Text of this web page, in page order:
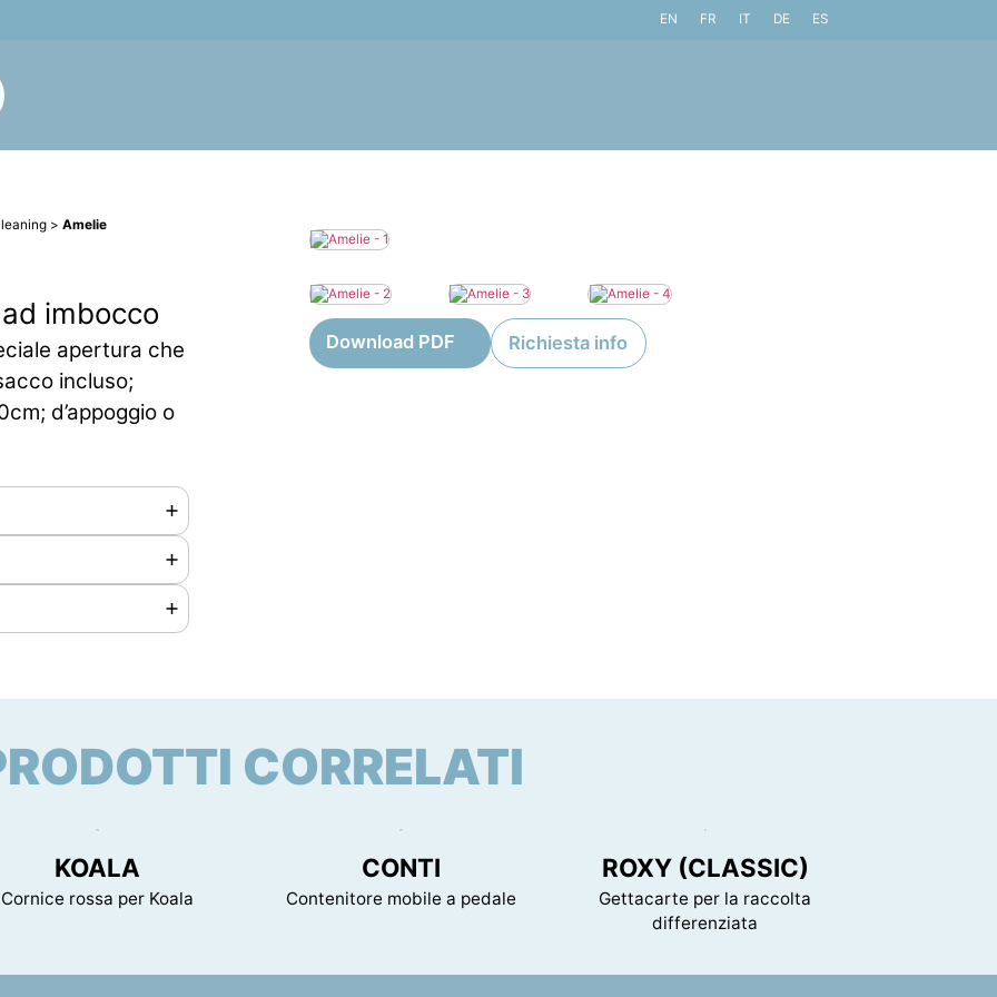
EN FR IT DE ES
>Amelie
imbocco
apertura che
incluso;
d’appoggio o
Download PDF Richiesta info
CORRELATI
KOALA
Cornice rossa per Koala
CONTI
Contenitore mobile a pedale
ROXY (CLASSIC)
Gettacarte per la raccolta
differenziata